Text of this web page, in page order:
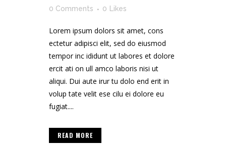
0 Comments
0 Likes
Lorem ipsum dolors sit amet, cons
ectetur adipisci elit, sed do eiusmod
tempor inc ididunt ut labores et dolore
ercit ati on ull amco laboris nisi ut
aliqui. Dui aute irur tu dolo end erit in
volup tate velit ese cilu ei dolore eu
fugiat....
READ MORE